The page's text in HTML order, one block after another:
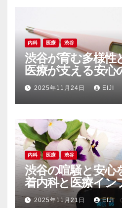
内科 医療 渋谷
渋谷が育む多様性
医療が支える安心
2025年11月24日 EIJI
内科 医療 渋谷
渋谷の喧騒と安心
着内科と医療イン
2025年11月21日 EIJI